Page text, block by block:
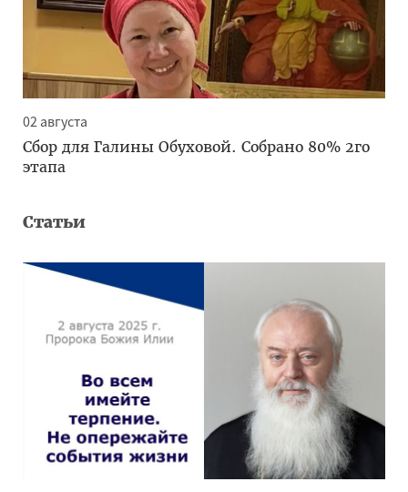
02 августа
Сбор для Галины Обуховой. Собрано 80% 2го
этапа
Статьи